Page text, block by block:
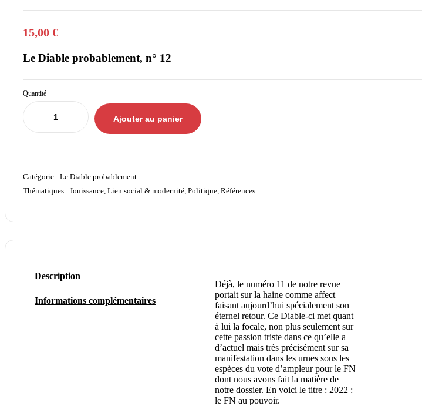
15,00 €
Le Diable probablement, n° 12
Quantité
Ajouter au panier
Catégorie : Le Diable probablement
Thématiques : Jouissance Lien social & modernité Politique Références
Description
Informations complémentaires
Déjà, le numéro 11 de notre revue
portait sur la haine comme affect
faisant aujourd’hui spécialement son
éternel retour. Ce Diable-ci met quant
à lui la focale, non plus seulement sur
cette passion triste dans ce qu’elle a
d’actuel mais très précisément sur sa
manifestation dans les urnes sous les
espèces du vote d’ampleur pour le FN
dont nous avons fait la matière de
notre dossier. En voici le titre : 2022 :
le FN au pouvoir.